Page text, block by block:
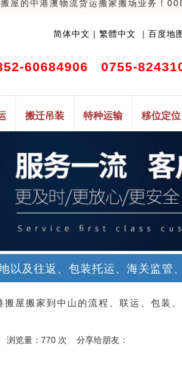
屋的中港澳物流货运搬家搬场业务！
简体中文 | 繁體中文 | 百度地
60684906 0755-
搬迁吊装 特种运输 移位定位
以及往返、包装托运、海关监管
屋搬家到中山的流程、联运、包装
览量：770 次 分享给朋友：